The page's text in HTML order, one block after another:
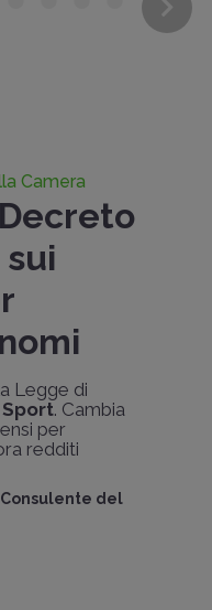
Camera
Legge di
. Cambia
per
ora redditi
Consulente del